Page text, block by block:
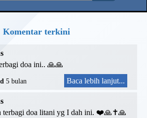
Komentar terkini
doa ini.. 🙏🙏
5 bulan Baca lebih lanjut...
terbagi doa litani yg I dah ini. ❤️🙏✝️🙏